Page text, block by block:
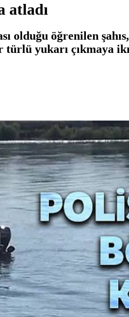
atladı
olduğu öğrenilen
yukarı çıkmaya